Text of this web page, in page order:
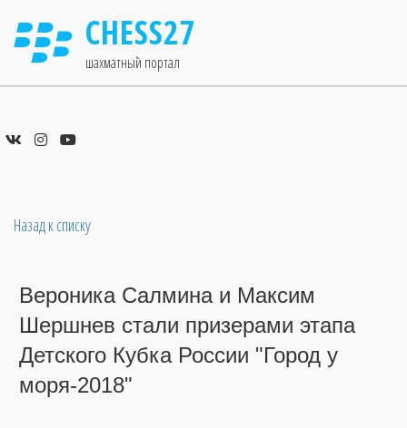
CHESS27
шахматный портал
Назад к списку
Вероника Салмина и Максим
Шершнев стали призерами этапа
Детского Кубка России "Город у
моря-2018"